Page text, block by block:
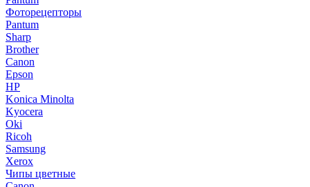
Фоторецепторы
Pantum
Sharp
Brother
Canon
Epson
HP
Konica Minolta
Kyocera
Oki
Ricoh
Samsung
Xerox
Чипы цветные